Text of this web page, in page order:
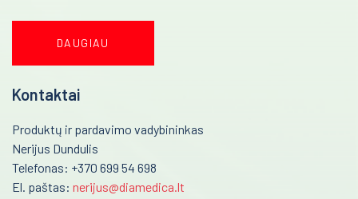
Gastroenterologija
Endokrinologija
Anesteziologija
Defibriliatoriai
Kraujo maišytuvai-svarstyklės
Kraujo komponentų separatoriai
Kraujo filtravimo stovai
Vamzdelių užlydymo prietaisai
DAUGIAU
Kontaktai
Produktų ir pardavimo vadybininkas
Nerijus Dundulis
Telefonas: +370 699 54 698
El. paštas: nerijus@diamedica.lt